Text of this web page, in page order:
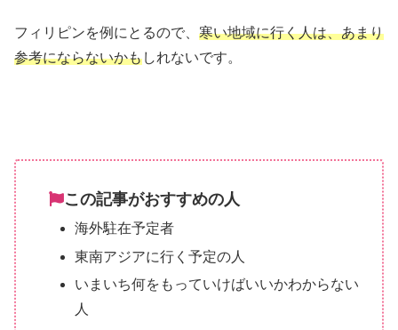
フィリピンを例にとるので、 寒い地域に行く人は、あまり
参考にならないかもしれないです。
この記事がおすすめの人
海外駐在予定者
東南アジアに行く予定の人
いまいち何をもっていけばいいかわからない
人